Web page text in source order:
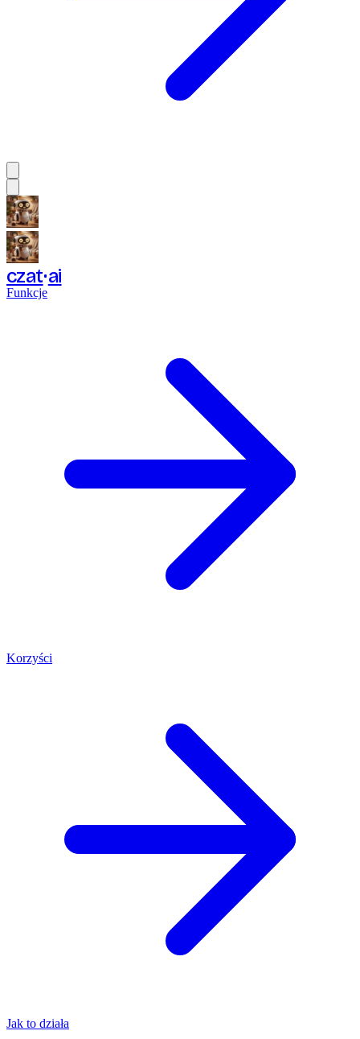
czat ai
Funkcje
Korzyści
Jak to działa